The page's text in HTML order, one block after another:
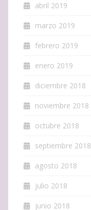
abril 2019
marzo 2019
febrero 2019
enero 2019
diciembre 2018
noviembre 2018
octubre 2018
septiembre 2018
agosto 2018
julio 2018
junio 2018